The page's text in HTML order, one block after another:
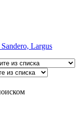
Largus